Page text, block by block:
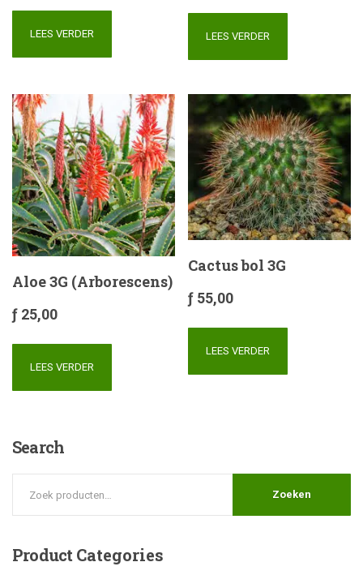
LEES VERDER LEES VERDER
Aloe 3G (Arborescens)
ƒ 25,00
LEES VERDER
Cactus bol 3G
ƒ 55,00
LEES VERDER
Search
Zoeken
Product Categories